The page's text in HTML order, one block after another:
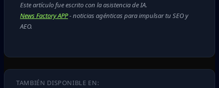
Este artículo fue escrito con la asistencia de IA.
News Factory APP- noticias agénticas para impulsar tu SEO y
AEO.
TAMBIÉN DISPONIBLE EN: